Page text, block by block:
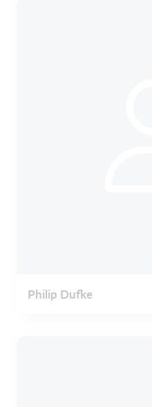
Philip Dufke